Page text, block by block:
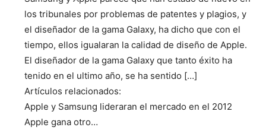
los tribunales por problemas de patentes y plagios, y
el diseñador de la gama Galaxy, ha dicho que con el
tiempo, ellos igualaran la calidad de diseño de Apple.
El diseñador de la gama Galaxy que tanto éxito ha
tenido en el ultimo año, se ha sentido […]
Artículos relacionados:
Apple y Samsung lideraran el mercado en el 2012
Apple gana otro…